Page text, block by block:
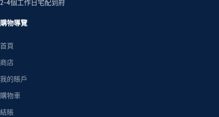
2-4個工作日宅配到府
購物導覽
首頁
商店
我的賬戶
購物車
結賬